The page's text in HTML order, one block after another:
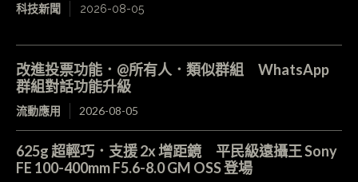
科技新聞 2026-08-05
改進投票功能．@所有人．類似群組 WhatsApp
群組對話功能升級
流動應用 2026-08-05
625g 超輕巧．支援 2x 增距鏡 平民級遠攝王 Sony
FE 100-400mm F5.6-8.0 GM OSS 登場